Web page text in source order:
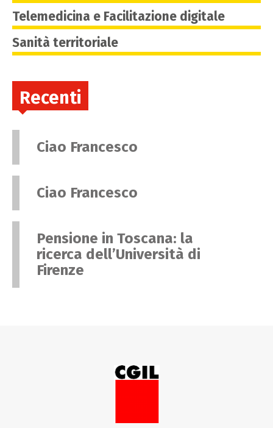
Telemedicina e Facilitazione digitale
Sanità territoriale
Recenti
Ciao Francesco
Ciao Francesco
Pensione in Toscana: la
ricerca dell’Università di
Firenze